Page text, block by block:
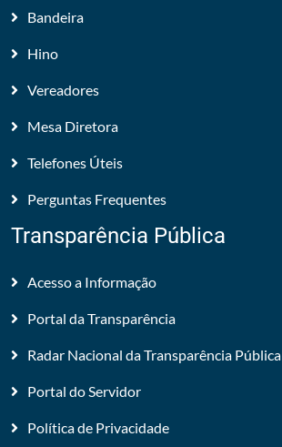
Bandeira
Hino
Vereadores
Mesa Diretora
Telefones Úteis
Perguntas Frequentes
Transparência Pública
Acesso a Informação
Portal da Transparência
Radar Nacional da Transparência Pública
Portal do Servidor
Política de Privacidade